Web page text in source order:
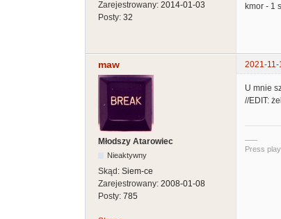
Zarejestrowany: 2014-01-03
Posty: 32
kmor - 1
maw 2021-11-
Młodszy Atarowiec
Nieaktywny
Skąd: Siem-ce
Zarejestrowany: 2008-01-08
Posty: 785
U mnie
//EDIT:
Press play